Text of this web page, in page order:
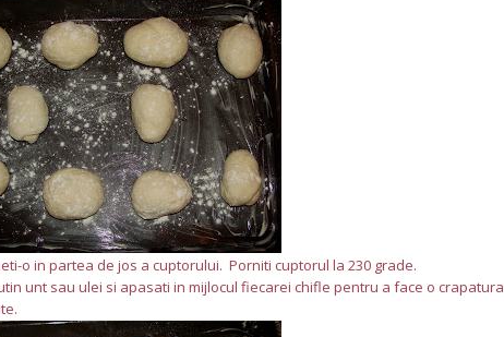
o in partea de jos a cuptorului. Porniti cuptorul la 230 grade.
unt sau ulei si apasati in mijlocul fiecarei chifle pentru a face o crapatura